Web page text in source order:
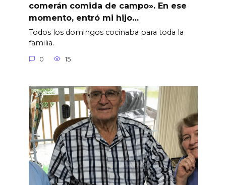
comerán comida de campo». En ese
momento, entró mi hijo…
Todos los domingos cocinaba para toda la
familia.
0 15